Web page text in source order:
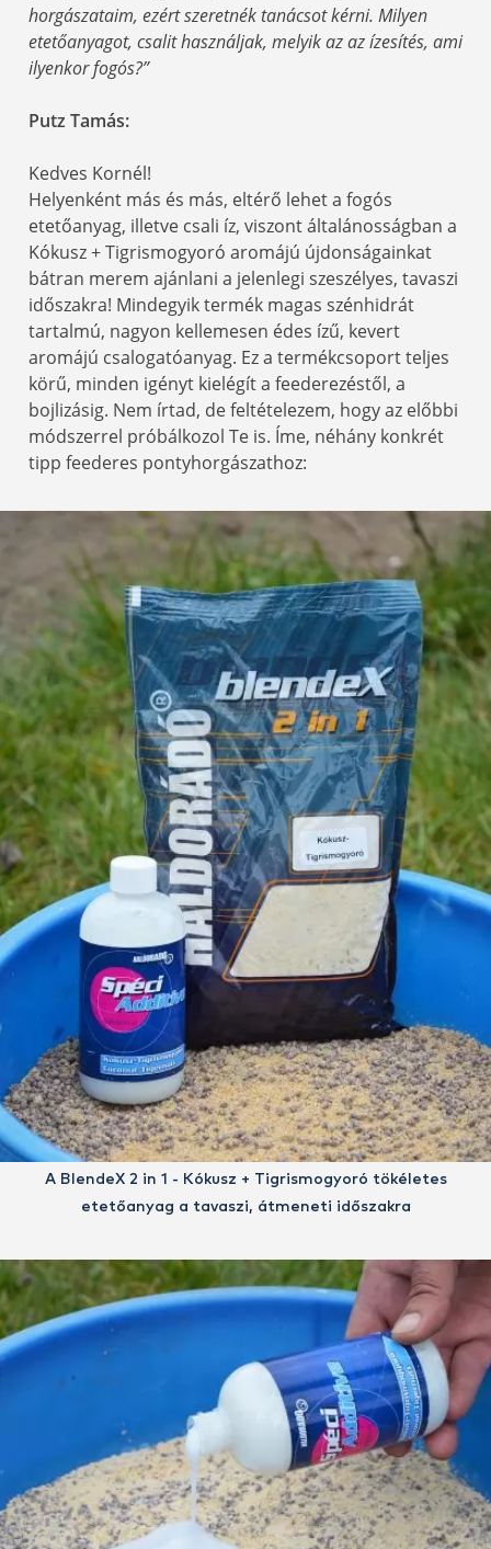
horgászataim, ezért szeretnék tanácsot kérni. Milyen
etetőanyagot, csalit használjak, melyik az az ízesítés, ami
ilyenkor fogós?”
Putz Tamás:
Kedves Kornél!
Helyenként más és más, eltérő lehet a fogós
etetőanyag, illetve csali íz, viszont általánosságban a
Kókusz + Tigrismogyoró aromájú újdonságainkat
bátran merem ajánlani a jelenlegi szeszélyes, tavaszi
időszakra! Mindegyik termék magas szénhidrát
tartalmú, nagyon kellemesen édes ízű, kevert
aromájú csalogatóanyag. Ez a termékcsoport teljes
körű, minden igényt kielégít a feederezéstől, a
bojlizásig. Nem írtad, de feltételezem, hogy az előbbi
módszerrel próbálkozol Te is. Íme, néhány konkrét
tipp feederes pontyhorgászathoz:
A BlendeX 2 in 1 - Kókusz + Tigrismogyoró tökéletes
etetőanyag a tavaszi, átmeneti időszakra